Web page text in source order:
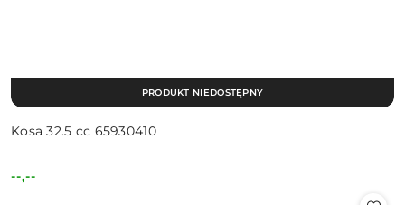
Kosa 32.5 cc 65930410
Cena:
--,--
PRODUKT NIEDOSTĘPNY